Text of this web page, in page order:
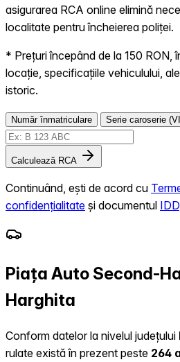
asigurarea RCA online elimină
localitate pentru încheierea poliței.
* Prețuri începând de la 150 RON,
locație, specificațiile vehiculului,
istoric.
Număr înmatriculare Serie caroserie
Calculează RCA
Continuând, ești de acord cu
confidențialitate și documentul IDD
Piața Auto Second-
Harghita
Conform datelor la nivelul județului
rulate există în prezent peste 264